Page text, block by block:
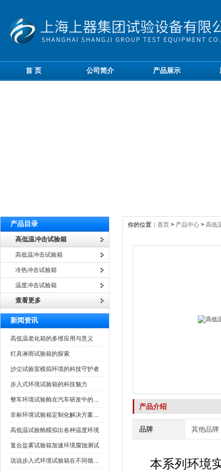
首 页 公司简介 产品展示
产品目录
高低温冲击试验箱
高低温冲击试验箱
冷热冲击试验箱
温度冲击试验箱
查看更多
新闻资讯
高低温老化箱的多维应用与意义
灯具淋雨试验箱的探索
沙尘试验室模拟环境的科技守护者
步入式环境试验箱的科技魅力
整车环境试验舱在汽车研发中的作用
非标环境试验箱定制化解决方案在可靠性测试中的重要性
高低温试验舱模拟出各种温度环境
复合盐雾试验箱加速环境腐蚀测试
说说步入式环境试验箱在不同领域的应用
你的位置： 首页 > 产品中心 > 高低
产品介绍
品牌 其他品牌
本系列环境实